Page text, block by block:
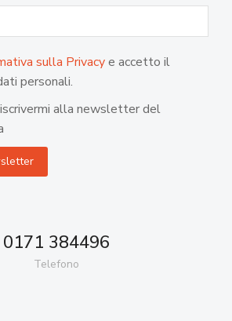
sulla Privacye accetto il
personali.
alla newsletter del
0171 384496
Telefono